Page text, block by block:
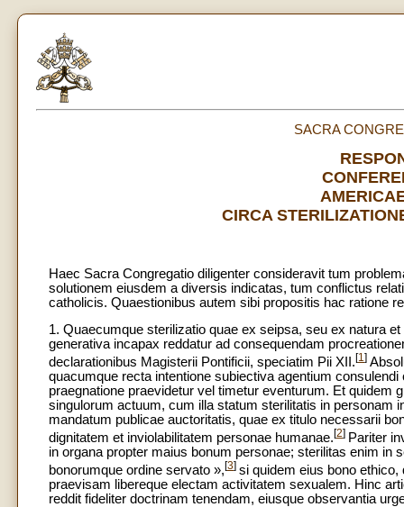
SACRA
CIRCA
Haec Sacra Congregatio diligenter consideravit tum
solutionem eiusdem a diversis indicatas, tum conflictus
catholicis. Quaestionibus autem sibi propositis hac ratione
1. Quaecumque sterilizatio quae ex seipsa, seu ex natura
generativa incapax reddatur ad consequendam
declarationibus Magisterii Pontificii, speciatim Pii XII.[1]
quacumque recta intentione subiectiva agentium
praegnatione praevidetur vel timetur eventurum. Et quidem
singulorum actuum, cum illa statum sterilitatis in personam
mandatum publicae auctoritatis, quae ex titulo necessarii
dignitatem et inviolabilitatem personae humanae.[2] Pariter
in organa propter maius bonum personae; sterilitas enim in
bonorumque ordine servato »,[3] si quidem eius bono
praevisam libereque electam activitatem sexualem. Hinc
reddit fideliter doctrinam tenendam, eiusque observantia